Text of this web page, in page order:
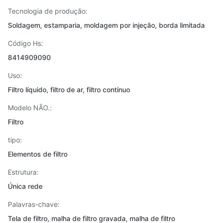
Tecnologia de produção:
Soldagem, estamparia, moldagem por injeção, borda limitada
Código Hs:
8414909090
Uso:
Filtro líquido, filtro de ar, filtro contínuo
Modelo NÃO.:
Filtro
tipo:
Elementos de filtro
Estrutura:
Única rede
Palavras-chave:
Tela de filtro, malha de filtro gravada, malha de filtro